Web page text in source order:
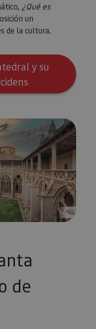
¿Qué es
un
de la cultura.
y su
de